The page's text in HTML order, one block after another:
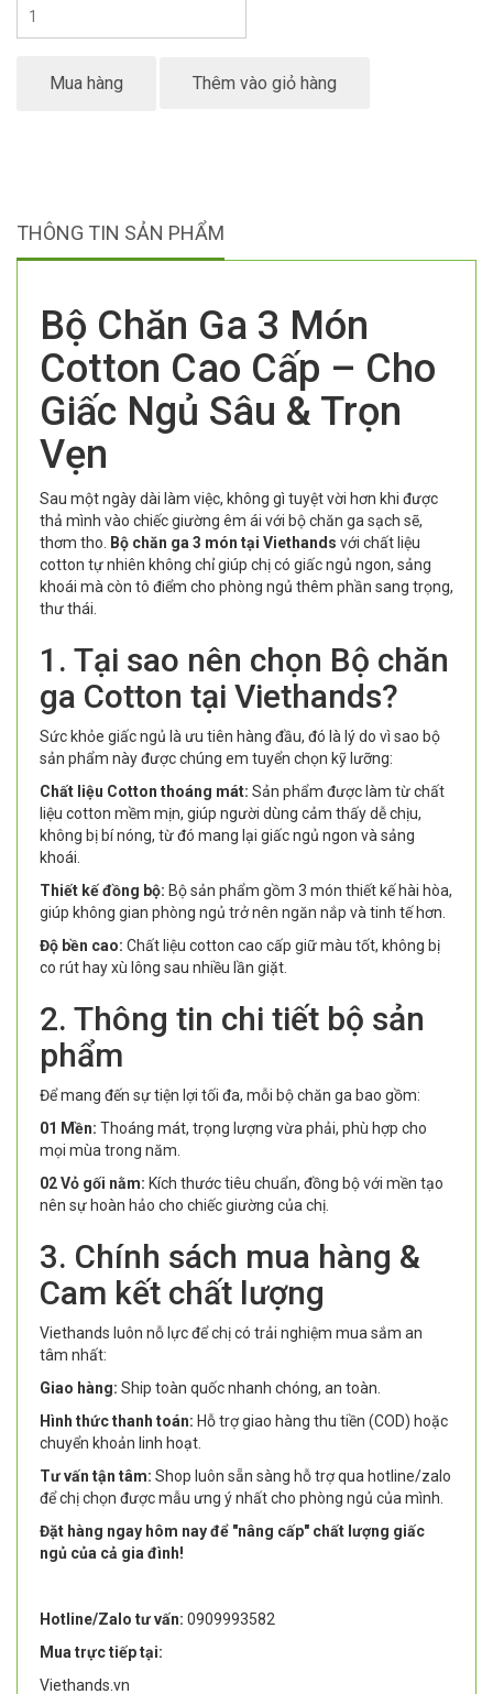
Mua hàng Thêm vào giỏ hàng
THÔNG TIN SẢN PHẨM
Bộ Chăn Ga 3 Món
Cotton Cao Cấp – Cho
Giấc Ngủ Sâu & Trọn
Vẹn
Sau một ngày dài làm việc, không gì tuyệt vời hơn khi được
thả mình vào chiếc giường êm ái với bộ chăn ga sạch sẽ,
thơm tho. Bộ chăn ga 3 món tại Viethands với chất liệu
cotton tự nhiên không chỉ giúp chị có giấc ngủ ngon, sảng
khoái mà còn tô điểm cho phòng ngủ thêm phần sang trọng,
thư thái.
1. Tại sao nên chọn Bộ chăn
ga Cotton tại Viethands?
Sức khỏe giấc ngủ là ưu tiên hàng đầu, đó là lý do vì sao bộ
sản phẩm này được chúng em tuyển chọn kỹ lưỡng:
Chất liệu Cotton thoáng mát: Sản phẩm được làm từ chất
liệu cotton mềm mịn, giúp người dùng cảm thấy dễ chịu,
không bị bí nóng, từ đó mang lại giấc ngủ ngon và sảng
khoái.
Thiết kế đồng bộ: Bộ sản phẩm gồm 3 món thiết kế hài hòa,
giúp không gian phòng ngủ trở nên ngăn nắp và tinh tế hơn.
Độ bền cao: Chất liệu cotton cao cấp giữ màu tốt, không bị
co rút hay xù lông sau nhiều lần giặt.
2. Thông tin chi tiết bộ sản
phẩm
Để mang đến sự tiện lợi tối đa, mỗi bộ chăn ga bao gồm:
01 Mền: Thoáng mát, trọng lượng vừa phải, phù hợp cho
mọi mùa trong năm.
02 Vỏ gối nằm: Kích thước tiêu chuẩn, đồng bộ với mền tạo
nên sự hoàn hảo cho chiếc giường của chị.
3. Chính sách mua hàng &
Cam kết chất lượng
Viethands luôn nỗ lực để chị có trải nghiệm mua sắm an
tâm nhất:
Giao hàng: Ship toàn quốc nhanh chóng, an toàn.
Hình thức thanh toán: Hỗ trợ giao hàng thu tiền (COD) hoặc
chuyển khoản linh hoạt.
Tư vấn tận tâm: Shop luôn sẵn sàng hỗ trợ qua hotline/zalo
để chị chọn được mẫu ưng ý nhất cho phòng ngủ của mình.
Đặt hàng ngay hôm nay để "nâng cấp" chất lượng giấc
ngủ của cả gia đình!
Hotline/Zalo tư vấn: 0909993582
Mua trực tiếp tại:
Viethands.vn